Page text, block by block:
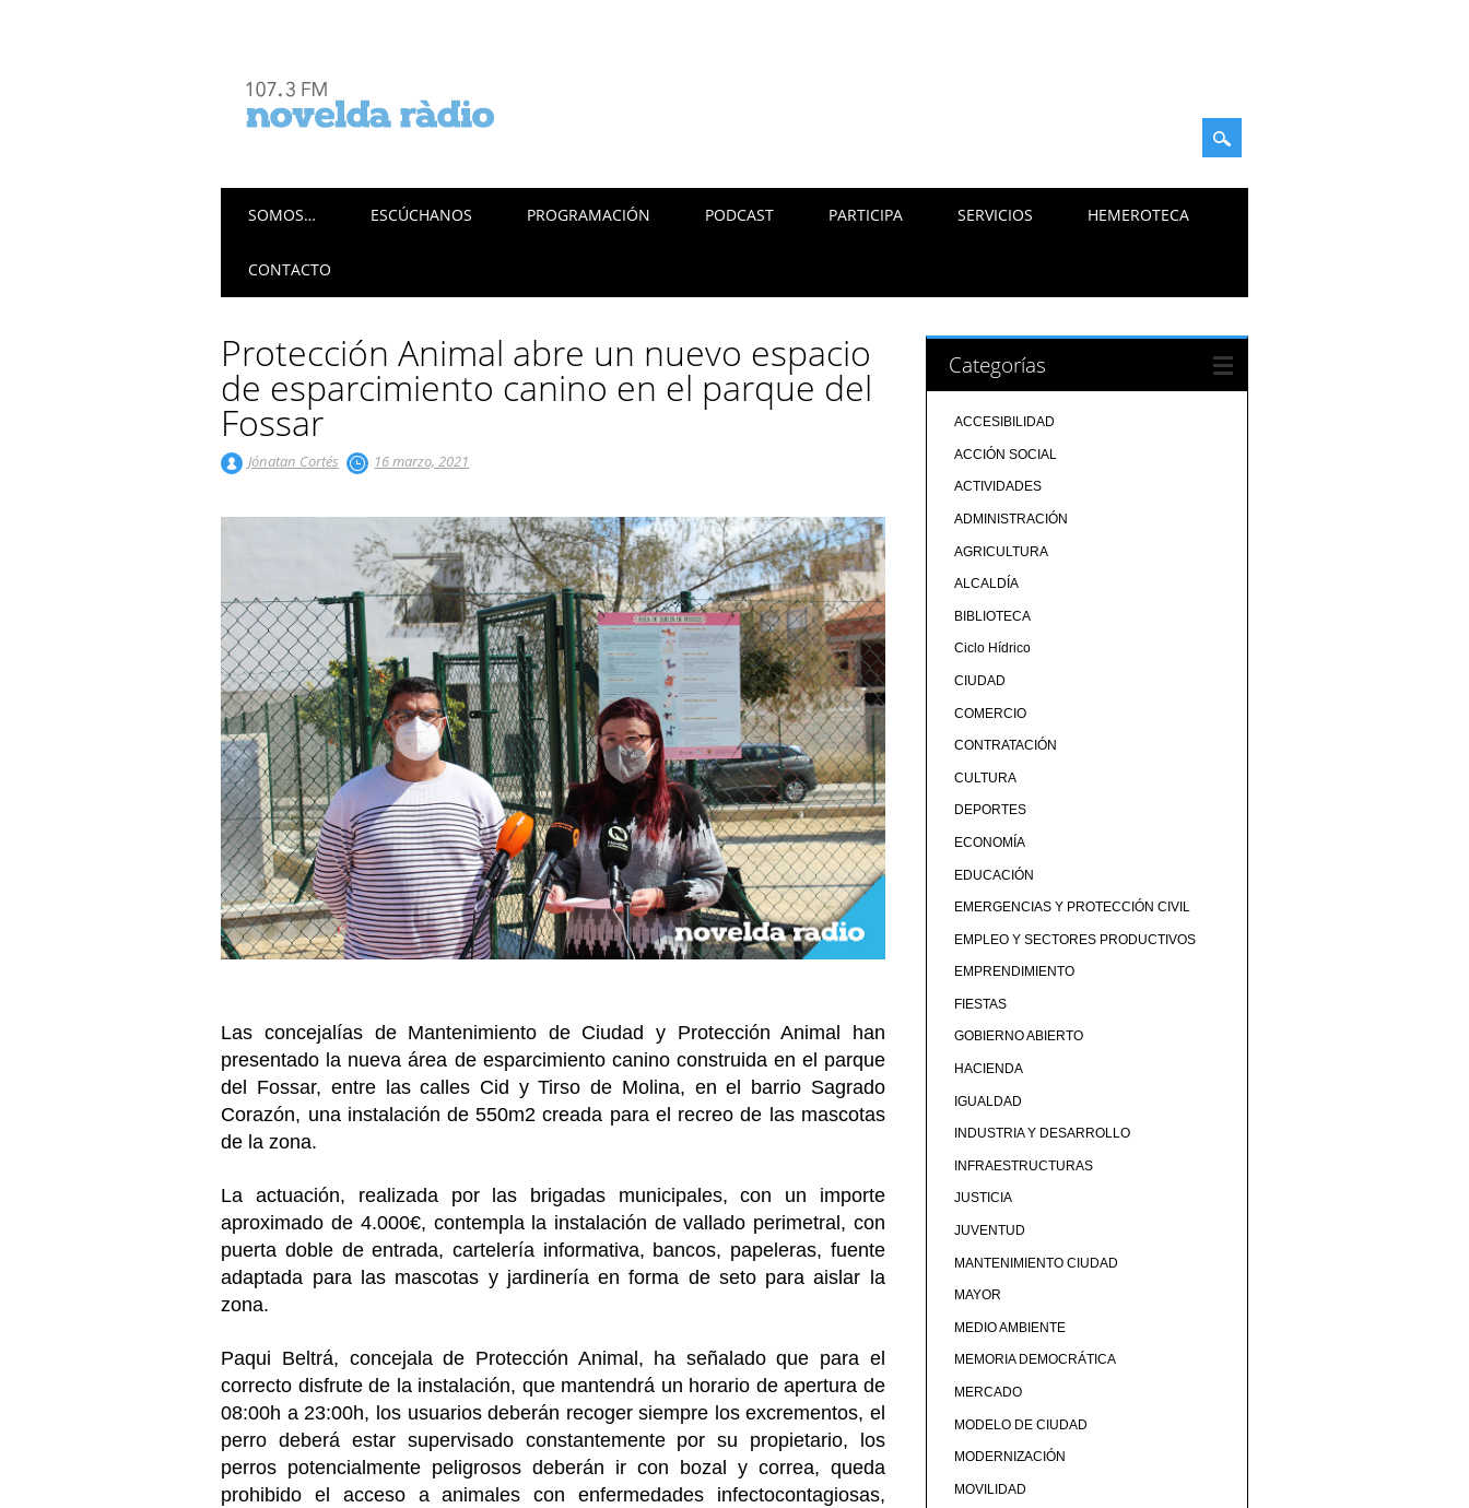
Menú principal
SOMOS… ESCÚCHANOS PROGRAMACIÓN PODCAST PARTICIPA SERVICIOS HEMEROTECA
CONTACTO
Protección Animal abre un nuevo espacio
de esparcimiento canino en el parque del
Fossar
Jónatan Cortés 16 marzo, 2021
Las concejalías de Mantenimiento de Ciudad y Protección Animal han
presentado la nueva área de esparcimiento canino construida en el parque
del Fossar, entre las calles Cid y Tirso de Molina, en el barrio Sagrado
Corazón, una instalación de 550m2 creada para el recreo de las mascotas
de la zona.
La actuación, realizada por las brigadas municipales, con un importe
aproximado de 4.000€, contempla la instalación de vallado perimetral, con
puerta doble de entrada, cartelería informativa, bancos, papeleras, fuente
adaptada para las mascotas y jardinería en forma de seto para aislar la
zona.
Paqui Beltrá, concejala de Protección Animal, ha señalado que para el
correcto disfrute de la instalación, que mantendrá un horario de apertura de
08:00h a 23:00h, los usuarios deberán recoger siempre los excrementos, el
perro deberá estar supervisado constantemente por su propietario, los
perros potencialmente peligrosos deberán ir con bozal y correa, queda
prohibido el acceso a animales con enfermedades infectocontagiosas,
Categorías
ACCESIBILIDAD
ACCIÓN SOCIAL
ACTIVIDADES
ADMINISTRACIÓN
AGRICULTURA
ALCALDÍA
BIBLIOTECA
Ciclo Hídrico
CIUDAD
COMERCIO
CONTRATACIÓN
CULTURA
DEPORTES
ECONOMÍA
EDUCACIÓN
EMERGENCIAS Y PROTECCIÓN CIVIL
EMPLEO Y SECTORES PRODUCTIVOS
EMPRENDIMIENTO
FIESTAS
GOBIERNO ABIERTO
HACIENDA
IGUALDAD
INDUSTRIA Y DESARROLLO
INFRAESTRUCTURAS
JUSTICIA
JUVENTUD
MANTENIMIENTO CIUDAD
MAYOR
MEDIO AMBIENTE
MEMORIA DEMOCRÁTICA
MERCADO
MODELO DE CIUDAD
MODERNIZACIÓN
MOVILIDAD